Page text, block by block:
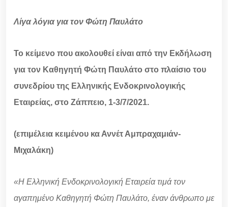
Λίγα λόγια για τον Φώτη Παυλάτο
Το κείμενο που ακολουθεί είναι από την Εκδήλωση
για τον Καθηγητή Φώτη Παυλάτο στο πλαίσιο του
συνεδρίου της Ελληνικής Ενδοκρινολογικής
Εταιρείας, στο Ζάππειο, 1-3/7/2021.
(επιμέλεια κειμένου κα Αννέτ Αμπραχαμιάν-
Μιχαλάκη)
«Η Ελληνική Ενδοκρινολογική Εταιρεία τιμά τον
αγαπημένο Καθηγητή Φώτη Παυλάτο, έναν άνθρωπο με